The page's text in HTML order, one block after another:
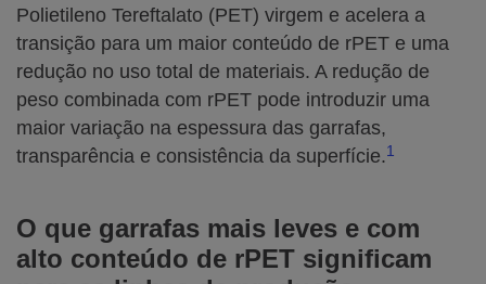
Polietileno Tereftalato (PET) virgem e acelera a
transição para um maior conteúdo de rPET e uma
redução no uso total de materiais. A redução de
peso combinada com rPET pode introduzir uma
maior variação na espessura das garrafas,
transparência e consistência da superfície.1
O que garrafas mais leves e com
alto conteúdo de rPET significam